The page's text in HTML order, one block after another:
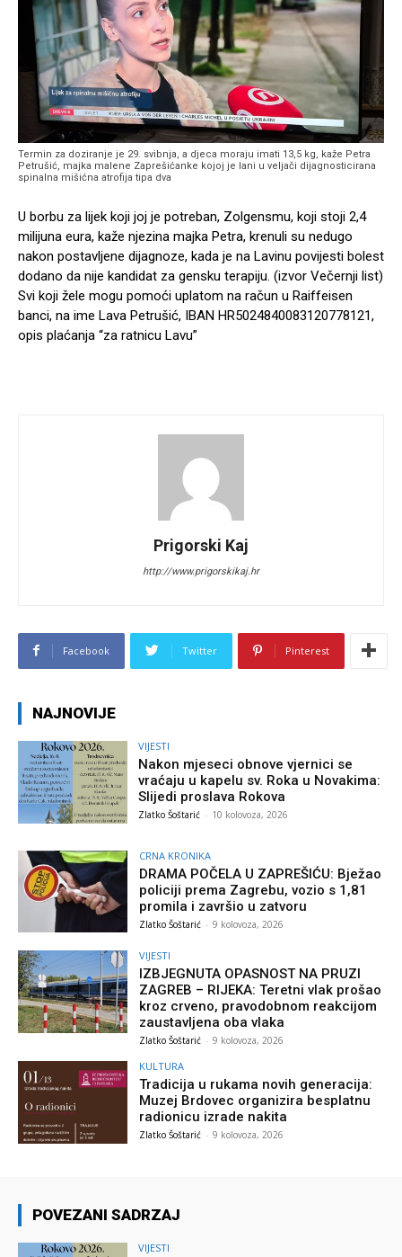
Termin za doziranje je 29. svibnja, a djeca moraju imati 13,5 kg, kaže Petra
Petrušić, majka malene Zaprešićanke kojoj je lani u veljači dijagnosticirana
spinalna mišićna atrofija tipa dva
U borbu za lijek koji joj je potreban, Zolgensmu, koji stoji 2,4
milijuna eura, kaže njezina majka Petra, krenuli su nedugo
nakon postavljene dijagnoze, kada je na Lavinu povijesti bolest
dodano da nije kandidat za gensku terapiju. (izvor Večernji list)
Svi koji žele mogu pomoći uplatom na račun u Raiffeisen
banci, na ime Lava Petrušić, IBAN HR5024840083120778121,
opis plaćanja “za ratnicu Lavu”
Prigorski Kaj
http://www.prigorskikaj.hr
Facebook Twitter Pinterest
NAJNOVIJE
VIJESTI
Nakon mjeseci obnove vjernici se
vraćaju u kapelu sv. Roka u Novakima:
Slijedi proslava Rokova
Zlatko Šoštarić - 10 kolovoza, 2026
CRNA KRONIKA
DRAMA POČELA U ZAPREŠIĆU: Bježao
policiji prema Zagrebu, vozio s 1,81
promila i završio u zatvoru
Zlatko Šoštarić - 9 kolovoza, 2026
VIJESTI
IZBJEGNUTA OPASNOST NA PRUZI
ZAGREB – RIJEKA: Teretni vlak prošao
kroz crveno, pravodobnom reakcijom
zaustavljena oba vlaka
Zlatko Šoštarić - 9 kolovoza, 2026
KULTURA
Tradicija u rukama novih generacija:
Muzej Brdovec organizira besplatnu
radionicu izrade nakita
Zlatko Šoštarić - 9 kolovoza, 2026
POVEZANI SADRZAJ
VIJESTI